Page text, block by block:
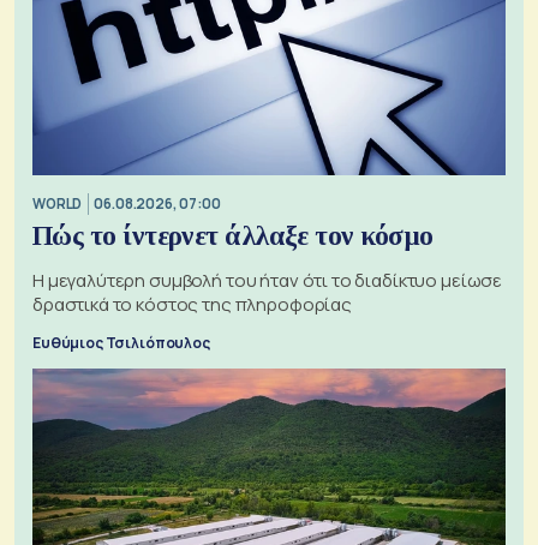
WORLD 06.08.2026, 07:00
Πώς το ίντερνετ άλλαξε τον κόσμο
Η μεγαλύτερη συμβολή του ήταν ότι το διαδίκτυο μείωσε
δραστικά το κόστος της πληροφορίας
Ευθύμιος Τσιλιόπουλος